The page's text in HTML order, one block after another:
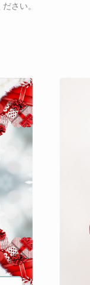
さい。